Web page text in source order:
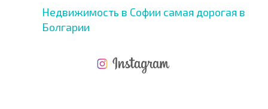
Недвижимость в Софии самая дорогая в
Болгарии